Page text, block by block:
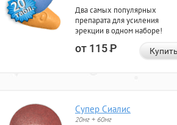
Два самых популярных
препарата для усиления
эрекции в одном наборе!
от 115Р Купить
Супер Сиалис
20мг + 60мг